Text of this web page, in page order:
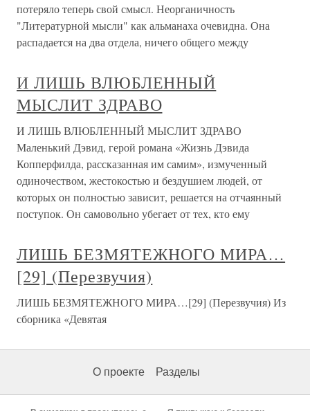
потеряло теперь свой смысл. Неорганичность
"Литературной мысли" как альманаха очевидна. Она
распадается на два отдела, ничего общего между
И ЛИШЬ ВЛЮБЛЕННЫЙ
МЫСЛИТ ЗДРАВО
И ЛИШЬ ВЛЮБЛЕННЫЙ МЫСЛИТ ЗДРАВО
Маленький Дэвид, герой романа «Жизнь Дэвида
Копперфилда, рассказанная им самим», измученный
одиночеством, жестокостью и бездушием людей, от
которых он полностью зависит, решается на отчаянный
поступок. Он самовольно убегает от тех, кто ему
ЛИШЬ БЕЗМЯТЕЖНОГО МИРА…
[29] (Перезвучия)
ЛИШЬ БЕЗМЯТЕЖНОГО МИРА…[29] (Перезвучия) Из
сборника «Девятая
О проекте Разделы